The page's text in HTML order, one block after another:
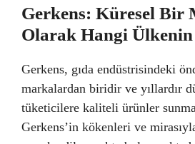
Gerkens: Küresel Bir
Olarak Hangi Ülkenin
Gerkens, gıda endüstrisindeki
markalardan biridir ve yıllardır
tüketicilere kaliteli ürünler
Gerkens’in kökenleri ve